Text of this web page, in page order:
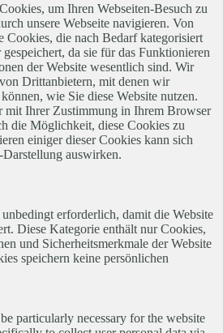
um Ihren Webseiten-Besuch zu
unsere Webseite navigieren. Von
Cookies, die nach Bedarf kategorisiert
da sie für das Funktionieren
der Website wesentlich sind. Wir
Drittanbietern, mit denen wir
wie Sie diese Website nutzen.
mit Ihrer Zustimmung in Ihrem Browser
die Möglichkeit, diese Cookies zu
einiger dieser Cookies kann sich
auswirken.
erforderlich, damit die Website
Diese Kategorie enthält nur Cookies,
und Sicherheitsmerkmale der Website
speichern keine persönlichen
particularly necessary for the website